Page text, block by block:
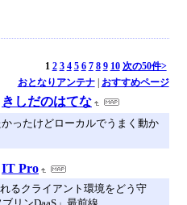
1 2 3 4 5 6 7 8 9 10 次の50件>
おとなりアンテナ| おすすめページ
きしだのはてな
ったけどローカルでうまく動か
IT Pro
るクライアント環境をどう守